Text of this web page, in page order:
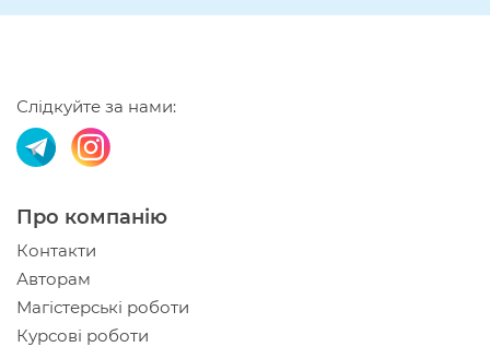
Слідкуйте за нами:
Про компанію
Контакти
Авторам
Магістерські роботи
Курсові роботи